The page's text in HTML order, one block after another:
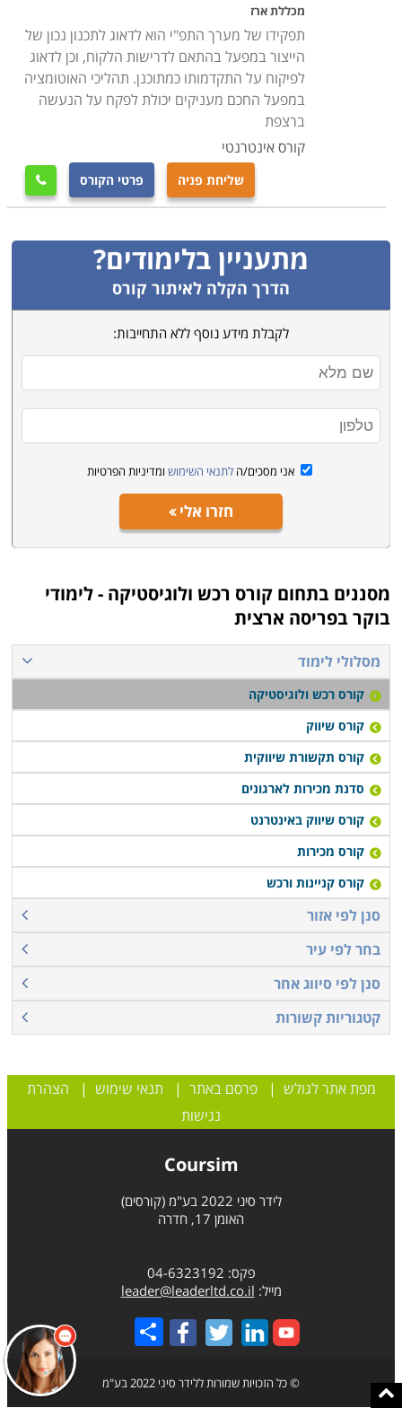
מכללת ארז
תפקידו של מערך התפ"י הוא לדאוג לתכנון נכון של
הייצור במפעל בהתאם לדרישות הלקוח, וכן לדאוג
לפיקוח על התקדמותו כמתוכנן. תהליכי האוטומציה
במפעל החכם מעניקים יכולת לפקח על הנעשה
ברצפת
קורס אינטרנטי
שליחת פניה פרטי הקורס 
מתעניין בלימודים?
הדרך הקלה לאיתור קורס
לקבלת מידע נוסף ללא התחייבות:
אני מסכים/ה לתנאי השימוש ומדיניות הפרטיות
חזרו אלי
מסננים בתחום קורס רכש ולוגיסטיקה - לימודי
בוקר בפריסה ארצית
מסלולי לימוד
קורס רכש ולוגיסטיקה
קורס שיווק
קורס תקשורת שיווקית
סדנת מכירות לארגונים
קורס שיווק באינטרנט
קורס מכירות
קורס קניינות ורכש
סנן לפי אזור
בחר לפי עיר
סנן לפי סיווג אחר
קטגוריות קשורות
מפת אתר לגולש |פרסם באתר | תנאי שימוש | הצהרת
נגישות
Coursim
לידר סיני 2022 בע"מ (קורסים)
האומן 17, חדרה
פקס: 04-6323192
מייל: leader@leaderltd.co.il
Share
© כל הזכויות שמורות ללידר סיני 2022 בע"מ